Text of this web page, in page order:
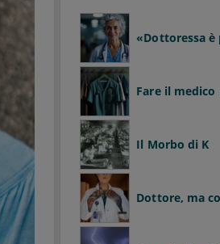
«Dottoressa
Fare il medico
Il Morbo di K
Dottore, ma